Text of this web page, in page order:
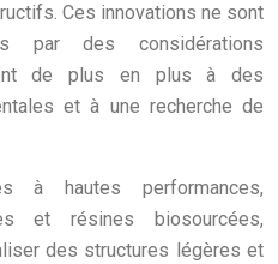
Ces innovations ne sont
par des considérations
de plus en plus à des
et à une recherche de
à hautes performances,
et résines biosourcées,
des structures légères et